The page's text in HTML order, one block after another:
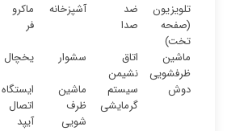
تلویزیون
(صفحه
تخت)
ضد
صدا
آشپزخانه
ماکرو
فر
ماشین
ظرفشویی
اتاق
نشیمن
سشوار یخچال
دوش
سیستم
گرمایشی
ماشین
ظرف
شویی
ایستگاه
اتصال
آیپد